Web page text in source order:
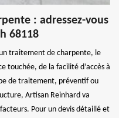
: adressez-vous
68118
traitement de charpente, le
touchée, de la facilité d’accès à
de traitement, préventif ou
Artisan Reinhard va
Pour un devis détaillé et